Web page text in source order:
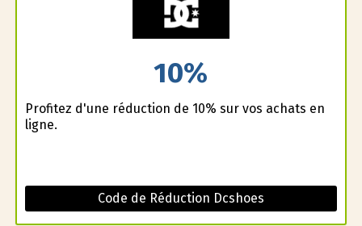
10%
Profitez d'une réduction de 10% sur vos achats en
ligne.
Code de Réduction Dcshoes